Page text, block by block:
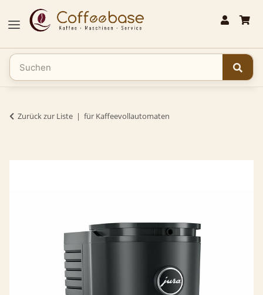
Zurück zur Liste für Kaffeevollautomaten